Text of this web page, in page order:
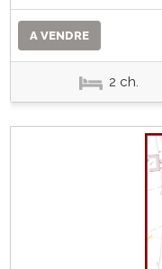
A VENDRE
2 ch.